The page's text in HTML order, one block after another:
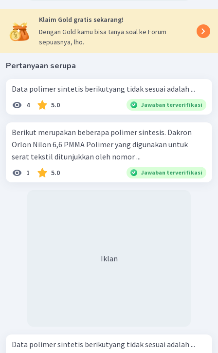
Klaim Gold gratis sekarang!
Dengan Gold kamu bisa tanya soal ke Forum
sepuasnya, lho.
Pertanyaan serupa
Data polimer sintetis berikutyang tidak sesuai adalah ...
4 5.0 Jawaban terverifikasi
Berikut merupakan beberapa polimer sintesis. Dakron
Orlon Nilon 6,6 PMMA Polimer yang digunakan untuk
serat tekstil ditunjukkan oleh nomor ...
1 5.0 Jawaban terverifikasi
Iklan
Data polimer sintetis berikutyang tidak sesuai adalah ...